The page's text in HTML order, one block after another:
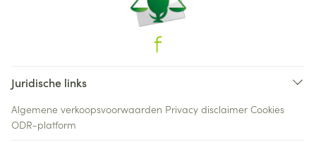
Juridische links
Algemene verkoopsvoorwaarden Privacy disclaimer Cookies
ODR-platform